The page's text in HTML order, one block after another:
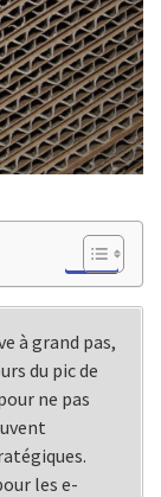
à grand pas,
du pic de
ne pas
les e-